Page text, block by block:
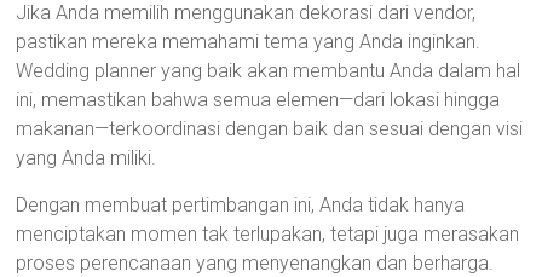
Jika Anda memilih menggunakan dekorasi dari vendor,
pastikan mereka memahami tema yang Anda inginkan.
Wedding planner yang baik akan membantu Anda dalam hal
ini, memastikan bahwa semua elemen—dari lokasi hingga
makanan—terkoordinasi dengan baik dan sesuai dengan visi
yang Anda miliki.
Dengan membuat pertimbangan ini, Anda tidak hanya
menciptakan momen tak terlupakan, tetapi juga merasakan
proses perencanaan yang menyenangkan dan berharga.